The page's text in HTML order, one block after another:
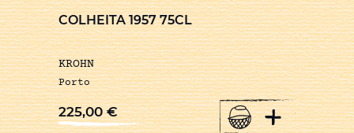
COLHEITA 1957 75CL
KROHN
Porto
225,00€ +